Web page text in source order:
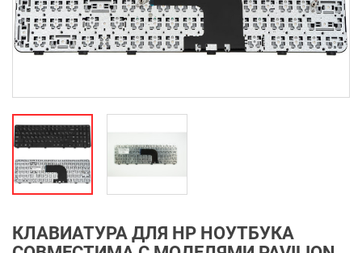
КЛАВИАТУРА ДЛЯ HP НОУТБУКА